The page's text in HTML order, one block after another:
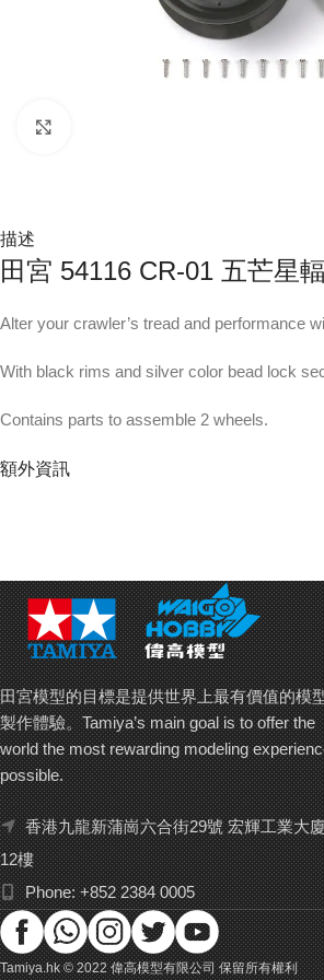
描述
田宮 54116 CR-01 五芒星
Alter your crawler’s tread and performance
With black rims and silver color bead lock
Contains parts to assemble 2 wheels.
額外資訊
田宮模型的目標是提供世界上最有價值的模
製作體驗。Tamiya’s main goal is to offer the
world the most rewarding modeling
possible.
香港九龍新蒲崗六合街29號 宏輝工業大廈
12樓
Phone: +852 2384 0005
Tamiya.hk © 2022 偉高模型有限公司 保留所有權利